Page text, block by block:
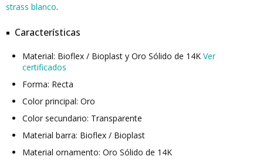
strass blanco.
Características
Material: Bioflex / Bioplast y Oro Sólido de 14K Ver
certificados
Forma: Recta
Color principal: Oro
Color secundario: Transparente
Material barra: Bioflex / Bioplast
Material ornamento: Oro Sólido de 14K